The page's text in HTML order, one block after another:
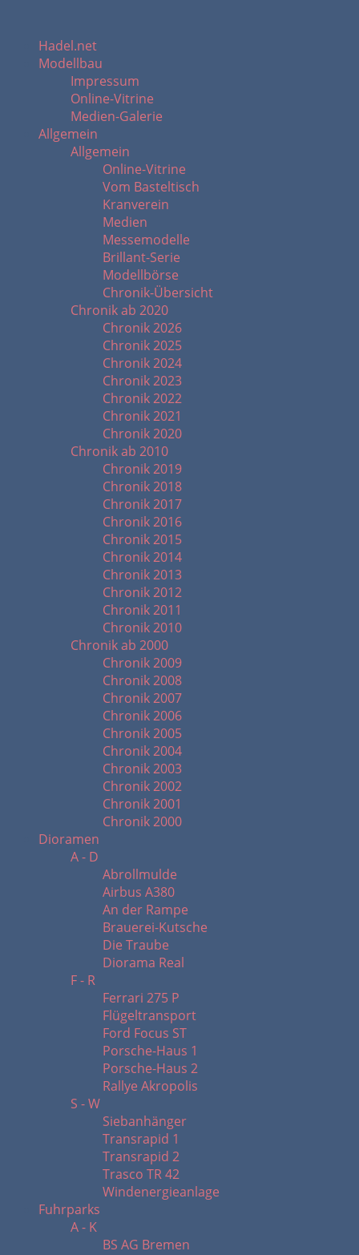
Hadel.net
Modellbau
Impressum
Online-Vitrine
Medien-Galerie
Allgemein
Allgemein
Online-Vitrine
Vom Basteltisch
Kranverein
Medien
Messemodelle
Brillant-Serie
Modellbörse
Chronik-Übersicht
Chronik ab 2020
Chronik 2026
Chronik 2025
Chronik 2024
Chronik 2023
Chronik 2022
Chronik 2021
Chronik 2020
Chronik ab 2010
Chronik 2019
Chronik 2018
Chronik 2017
Chronik 2016
Chronik 2015
Chronik 2014
Chronik 2013
Chronik 2012
Chronik 2011
Chronik 2010
Chronik ab 2000
Chronik 2009
Chronik 2008
Chronik 2007
Chronik 2006
Chronik 2005
Chronik 2004
Chronik 2003
Chronik 2002
Chronik 2001
Chronik 2000
Dioramen
A - D
Abrollmulde
Airbus A380
An der Rampe
Brauerei-Kutsche
Die Traube
Diorama Real
F - R
Ferrari 275 P
Flügeltransport
Ford Focus ST
Porsche-Haus 1
Porsche-Haus 2
Rallye Akropolis
S - W
Siebanhänger
Transrapid 1
Transrapid 2
Trasco TR 42
Windenergieanlage
Fuhrparks
A - K
BS AG Bremen